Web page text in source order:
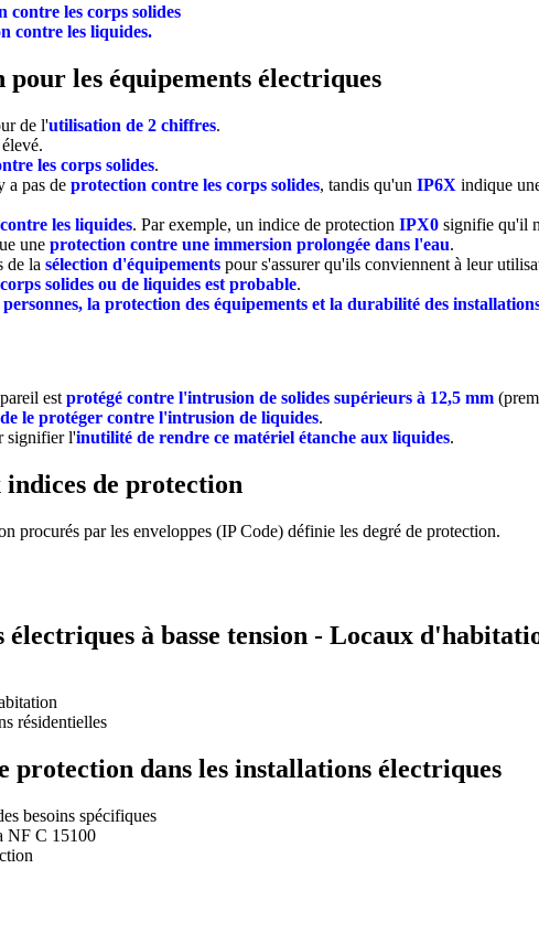
les corps solides
contre les liquides.
les équipements électriques
de l'utilisation de 2 chiffres.
les corps solides.
a pas de protection contre les corps solides, tandis qu'un IP6X indique
les liquides. Par exemple, un indice de protection IPX0 signifie qu'il
une protection contre une immersion prolongée dans l'eau.
de la sélection d'équipements pour s'assurer qu'ils conviennent à leur
solides ou de liquides est probable.
la protection des équipements et la durabilité des
est protégé contre l'intrusion de solides supérieurs à 12,5 mm
le protéger contre l'intrusion de liquides.
signifier l'inutilité de rendre ce matériel étanche aux liquides.
de protection
par les enveloppes (IP Code) définie les degré de protection.
à basse tension - Locaux
résidentielles
protection dans les installations électriques
besoins spécifiques
NF C 15100